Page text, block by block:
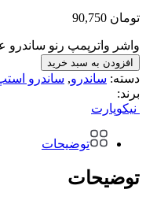
تومان
واشر واترپمپ رنو ساندرو
افزودن به سبد خرید
دسته: ساندرو, ساندرو
برند:
نیکوپارت
توضیحات
توضیحات